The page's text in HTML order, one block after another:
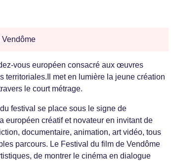
Vendôme
vous européen consacré aux œuvres
met en lumière la jeune création
le court métrage.
festival se place sous le signe de
européen créatif et novateur en invitant de
documentaire, animation, art vidéo, tous
parcours. Le Festival du film de Vendôme
de montrer le cinéma en dialogue